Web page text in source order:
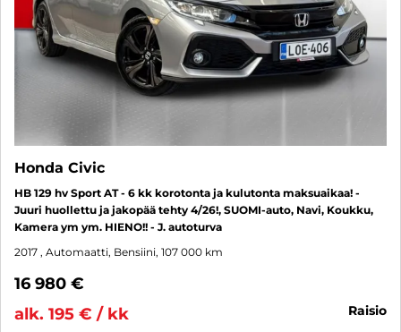
Honda Civic
HB 129 hv Sport AT - 6 kk korotonta ja kulutonta maksuaikaa! -
Juuri huollettu ja jakopää tehty 4/26!, SUOMI-auto, Navi, Koukku,
Kamera ym ym. HIENO!! - J. autoturva
2017 , Automaatti, Bensiini, 107 000 km
16 980 €
alk. 195 € / kk
raisio